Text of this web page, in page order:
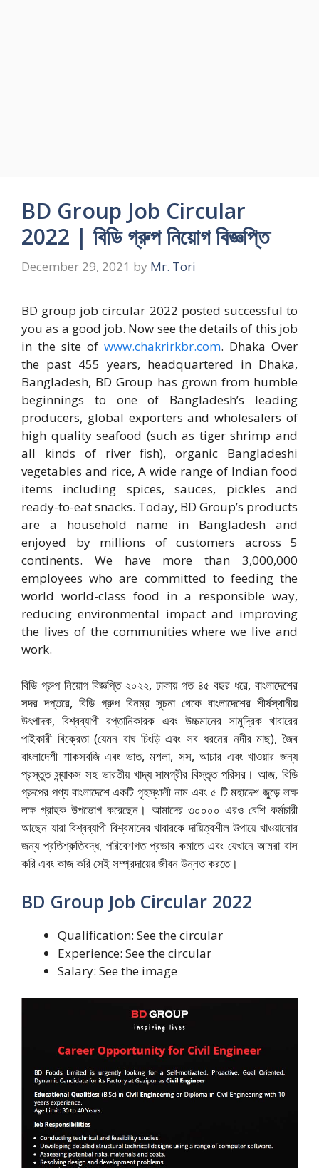
BD Group Job Circular
2022 | বিডি গ্রুপ নিয়োগ বিজ্ঞপ্তি
December 29, 2021 by Mr. Tori
BD group job circular 2022 posted successful to
you as a good job. Now see the details of this job
in the site of www.chakrirkbr.com. Dhaka Over
the past 455 years, headquartered in Dhaka,
Bangladesh, BD Group has grown from humble
beginnings to one of Bangladesh’s leading
producers, global exporters and wholesalers of
high quality seafood (such as tiger shrimp and
all kinds of river fish), organic Bangladeshi
vegetables and rice, A wide range of Indian food
items including spices, sauces, pickles and
ready-to-eat snacks. Today, BD Group’s products
are a household name in Bangladesh and
enjoyed by millions of customers across 5
continents. We have more than 3,000,000
employees who are committed to feeding the
world world-class food in a responsible way,
reducing environmental impact and improving
the lives of the communities where we live and
work.
বিডি গ্রুপ নিয়োগ বিজ্ঞপ্তি ২০২২, ঢাকায় গত ৪৫ বছর ধরে, বাংলাদেশের
সদর দপ্তরে, বিডি গ্রুপ বিনম্র সূচনা থেকে বাংলাদেশের শীর্ষস্থানীয়
উৎপাদক, বিশ্বব্যাপী রপ্তানিকারক এবং উচ্চমানের সামুদ্রিক খাবারের
পাইকারী বিক্রেতা (যেমন বাঘ চিংড়ি এবং সব ধরনের নদীর মাছ), জৈব
বাংলাদেশী শাকসবজি এবং ভাত, মশলা, সস, আচার এবং খাওয়ার জন্য
প্রস্তুত স্ন্যাকস সহ ভারতীয় খাদ্য সামগ্রীর বিস্তৃত পরিসর। আজ, বিডি
গ্রুপের পণ্য বাংলাদেশে একটি গৃহস্থালী নাম এবং ৫ টি মহাদেশ জুড়ে লক্ষ
লক্ষ গ্রাহক উপভোগ করেছেন। আমাদের ৩০০০০ এরও বেশি কর্মচারী
আছেন যারা বিশ্বব্যাপী বিশ্বমানের খাবারকে দায়িত্বশীল উপায়ে খাওয়ানোর
জন্য প্রতিশ্রুতিবদ্ধ, পরিবেশগত প্রভাব কমাতে এবং যেখানে আমরা বাস
করি এবং কাজ করি সেই সম্প্রদায়ের জীবন উন্নত করতে।
BD Group Job Circular 2022
Qualification: See the circular
Experience: See the circular
Salary: See the image